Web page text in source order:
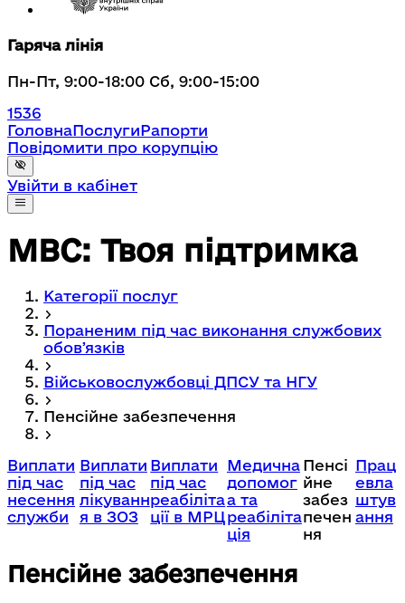
Гаряча лінія
Пн-Пт, 9:00-18:00 Сб, 9:00-15:00
1536
ГоловнаПослугиРапорти
Повідомити про корупцію
Увійти в кабінет
МВС: Твоя підтримка
Категорії послуг
Пораненим під час виконання службових
обовʼязків
Військовослужбовці ДПСУ та НГУ
Пенсійне забезпечення
Виплати
під час
несення
служби
Виплати
під час
лікуванн
я в ЗОЗ
Виплати
під час
реабіліта
ції в МРЦ
Медична
допомог
а та
реабіліта
ція
Пенсі
йне
забез
печен
ня
Прац
евла
штув
ання
Пенсійне забезпечення